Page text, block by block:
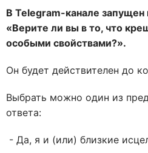
В Telegram-канале запущен
«Верите ли вы в то, что
особыми свойствами?».
Он будет действителен до
Выбрать можно один из
ответа:
- Да, я и (или) близкие